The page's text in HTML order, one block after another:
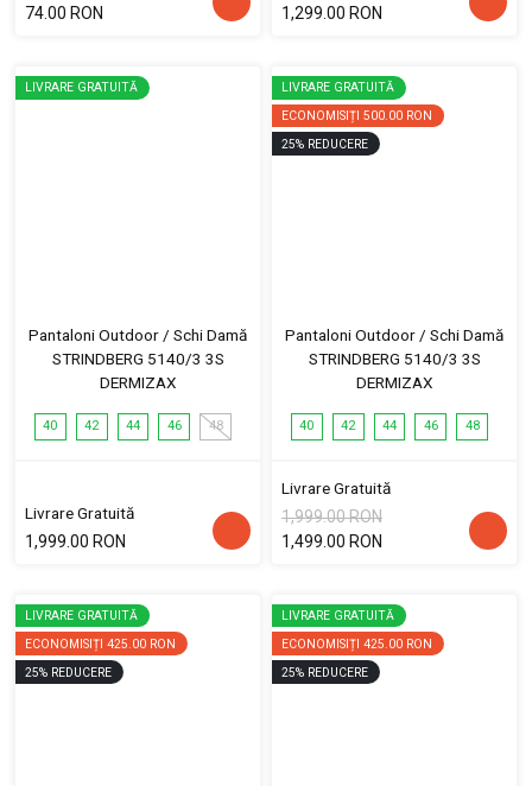
74.00 RON 1,299.00 RON
LIVRARE GRATUITĂ
Pantaloni Outdoor / Schi Damă
STRINDBERG 5140/3 3S
DERMIZAX
40 42 44 46 48
Livrare Gratuită
1,999.00 RON
LIVRARE GRATUITĂ
ECONOMISIȚI 500.00 RON
25% REDUCERE
Pantaloni Outdoor / Schi Damă
STRINDBERG 5140/3 3S
DERMIZAX
40 42 44 46 48
Livrare Gratuită
1,999.00 RON
1,499.00 RON
LIVRARE GRATUITĂ
ECONOMISIȚI 425.00 RON
25% REDUCERE
LIVRARE GRATUITĂ
ECONOMISIȚI 425.00 RON
25% REDUCERE